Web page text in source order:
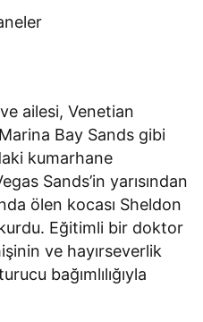
ailesi, Venetian
Bay Sands gibi
kumarhane
Sands’in yarısından
ölen kocası Sheldon
Eğitimli bir doktor
ve hayırseverlik
bağımlılığıyla